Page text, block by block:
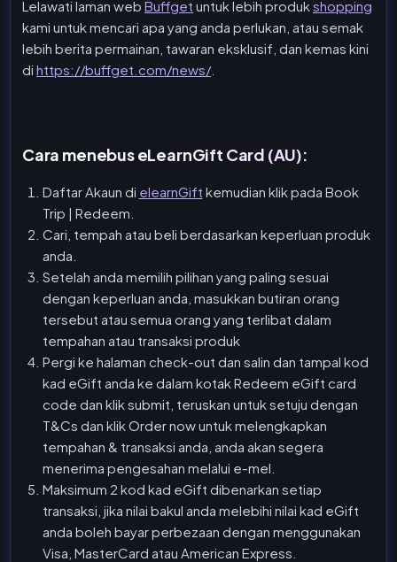
Lelawati laman web Buffget untuk lebih produkshopping
kami untuk mencari apa yang anda perlukan, atau semak
lebih berita permainan, tawaran eksklusif, dan kemas kini
di https://buffget.com/news/.
Cara menebus eLearnGift Card (AU):
Daftar Akaun di elearnGift kemudian klik pada Book
Trip | Redeem.
Cari, tempah atau beli berdasarkan keperluan produk
anda.
Setelah anda memilih pilihan yang paling sesuai
dengan keperluan anda, masukkan butiran orang
tersebut atau semua orang yang terlibat dalam
tempahan atau transaksi produk
Pergi ke halaman check-out dan salin dan tampal kod
kad eGift anda ke dalam kotak Redeem eGift card
code dan klik submit, teruskan untuk setuju dengan
T&Cs dan klik Order now untuk melengkapkan
tempahan & transaksi anda, anda akan segera
menerima pengesahan melalui e-mel.
Maksimum 2 kod kad eGift dibenarkan setiap
transaksi, jika nilai bakul anda melebihi nilai kad eGift
anda boleh bayar perbezaan dengan menggunakan
Visa, MasterCard atau American Express.